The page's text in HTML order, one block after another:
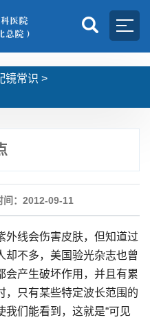
镜常识 >
间：2012-09-11
外线会伤害皮肤，但知道过
却不多，美国验光杂志也曾
会产生破坏作用，并且有累
，只有某些特定波长范围的
们能看到，这就是“可见